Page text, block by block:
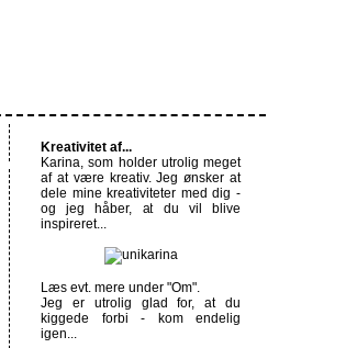
Kreativitet af...
Karina, som holder utrolig meget
af at være kreativ. Jeg ønsker at
dele mine kreativiteter med dig -
og jeg håber, at du vil blive
inspireret...
Læs evt. mere under "Om".
Jeg er utrolig glad for, at du
kiggede forbi - kom endelig
igen...